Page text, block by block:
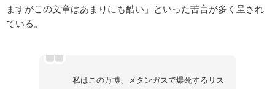
ますがこの文章はあまりにも酷い」といった苦言が多く呈され
ている。
私はこの万博、メタンガスで爆死するリス